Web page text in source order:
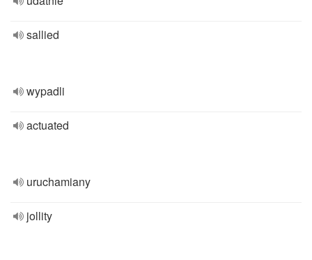
sallied
wypadli
actuated
uruchamiany
jollity